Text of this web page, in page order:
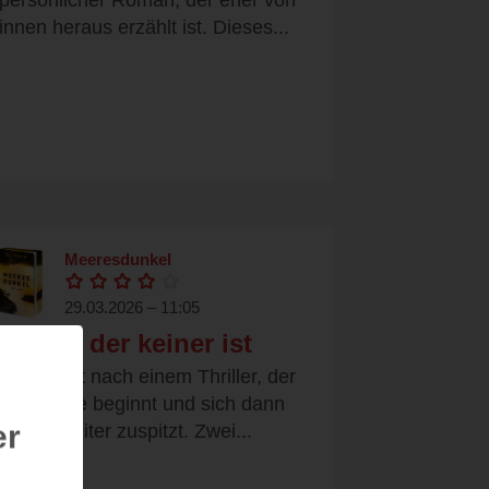
innen heraus erzählt ist. Dieses...
Meeresdunkel
29.03.2026 – 11:05
Urlaub der keiner ist
Das klingt nach einem Thriller, der
ganz leise beginnt und sich dann
immer weiter zuspitzt. Zwei...